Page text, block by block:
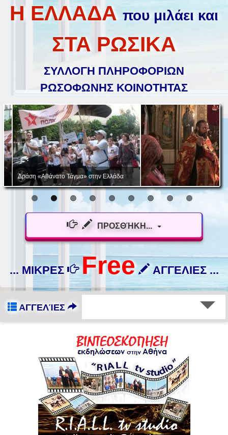
Η ΕΛΛΑΔΑ που μιλάει και
ΣΤΑ ΡΩΣΙΚΑ
ΣΥΛΛΟΓΗ ΠΛΗΡΟΦΟΡΙΩΝ
ΡΩΣΟΦΩΝΗΣ ΚΟΙΝΟΤΗΤΑΣ
Δράση «Αθάνατο Τάγμα» στην Ελλάδα
ΠΡΟΣΘΉΚΗ...
... ΜΙΚΡΕΣ Free ΑΓΓΕΛΙΕΣ ...
ΑΓΓΕΛΊΕΣ